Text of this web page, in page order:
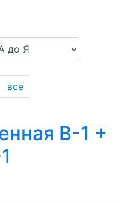
все
В-1 +